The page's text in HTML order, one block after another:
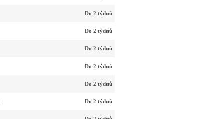
Do 2 týdnů
Do 2 týdnů
Do 2 týdnů
Do 2 týdnů
Do 2 týdnů
Do 2 týdnů